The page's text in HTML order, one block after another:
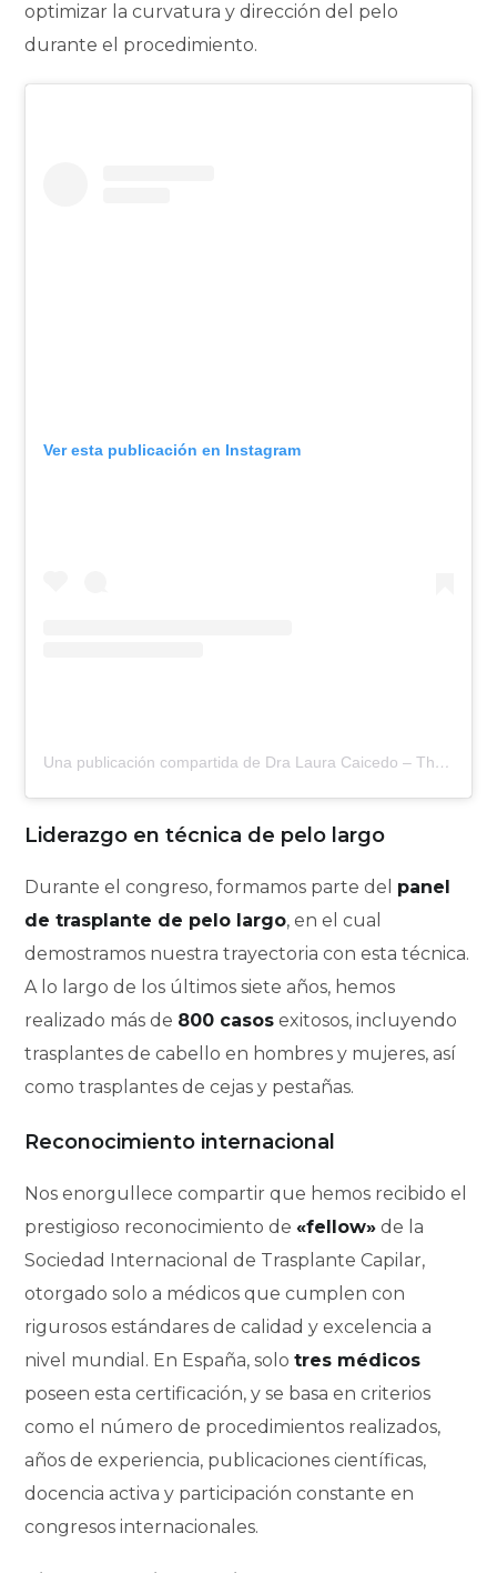
optimizar la curvatura y dirección del pelo
durante el procedimiento.
Ver esta publicación en Instagram
Una publicación compartida de Dra Laura Caicedo – The Hair Clinic (@clinica_medec)
Liderazgo en técnica de pelo largo
Durante el congreso, formamos parte del panel
de trasplante de pelo largo, en el cual
demostramos nuestra trayectoria con esta técnica.
A lo largo de los últimos siete años, hemos
realizado más de 800 casos exitosos, incluyendo
trasplantes de cabello en hombres y mujeres, así
como trasplantes de cejas y pestañas.
Reconocimiento internacional
Nos enorgullece compartir que hemos recibido el
prestigioso reconocimiento de«fellow» de la
Sociedad Internacional de Trasplante Capilar,
otorgado solo a médicos que cumplen con
rigurosos estándares de calidad y excelencia a
nivel mundial. En España, solotres médicos
poseen esta certificación, y se basa en criterios
como el número de procedimientos realizados,
años de experiencia, publicaciones científicas,
docencia activa y participación constante en
congresos internacionales.